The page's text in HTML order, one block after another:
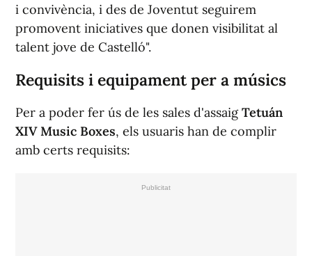
i convivència, i des de Joventut seguirem
promovent iniciatives que donen visibilitat al
talent jove de Castelló".
Requisits i equipament per a músics
Per a poder fer ús de les sales d'assaigTetuán
XIV Music Boxes, els usuaris han de complir
amb certs requisits: